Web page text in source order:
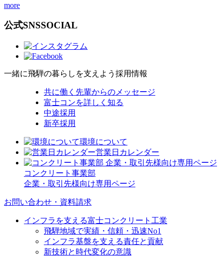
more
公式SNSSOCIAL
一緒に飛騨の暮らしを支えよう 採用情報
共に働く先輩からのメッセージ
富士コンを詳しく知る
中途採用
新卒採用
環境について
営業日カレンダー
コンクリート事業部
企業・取引先様向け専用ページ
お問い合わせ・資料請求
インフラを支える富士コンクリート工業
飛騨地域で実績・信頼・迅速No1
インフラ基盤を支える責任と貢献
新技術と時代変化の意識